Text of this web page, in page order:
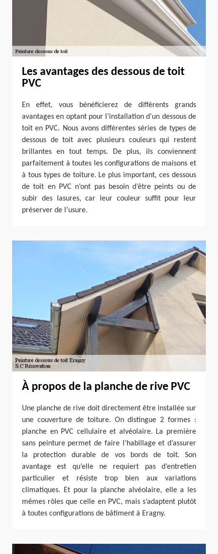
Les avantages des dessous de toit
PVC
En effet, vous bénéficierez de différents grands
avantages en optant pour l’installation d’un dessous de
toit en PVC. Nous avons différentes séries de types de
dessous de toit avec plusieurs couleurs qui restent
brillantes en tout temps. De plus, ils conviennent
parfaitement à toutes les configurations de maisons et
à tous types de toiture. Le plus important, ces dessous
de toit en PVC n’ont pas besoin d’être peints ou de
subir des lasures, car leur couleur suffit pour leur
préserver de l’usure.
À propos de la planche de rive PVC
Une planche de rive doit directement être installée sur
une couverture de toiture. On distingue 2 formes :
planche en PVC cellulaire et alvéolaire. La première
sans peinture permet de faire l’habillage et d’assurer
la protection durable de vos bords de toit. Son
avantage est qu’elle ne requiert pas d’entretien
particulier et résiste trop bien aux variations
climatiques. Et pour la planche alvéolaire, elle a les
mêmes rôles que celle en PVC, mais s’adaptent plutôt
à toutes configurations de bâtiment à Eragny.